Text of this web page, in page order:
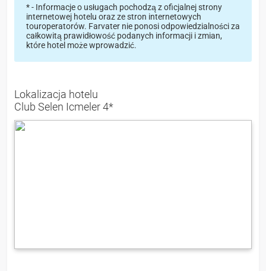
* - Informacje o usługach pochodzą z oficjalnej strony
internetowej hotelu oraz ze stron internetowych
touroperatorów. Farvater nie ponosi odpowiedzialności za
całkowitą prawidłowość podanych informacji i zmian,
które hotel może wprowadzić.
Lokalizacja hotelu
Club Selen Icmeler 4*